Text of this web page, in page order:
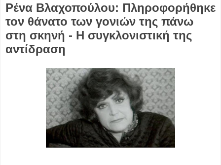
Ρένα Βλαχοπούλου: Πληροφορήθηκε
τον θάνατο των γονιών της πάνω
στη σκηνή - Η συγκλονιστική της
αντίδραση